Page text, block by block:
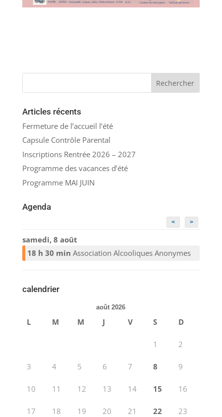
Articles récents
Fermeture de l’accueil l’été
Capsule Contrôle Parental
Inscriptions Rentrée 2026 – 2027
Programme des vacances d’été
Programme MAI JUIN
Agenda
< >
samedi, 8 août
18 h 30 min Association Alcooliques Anonymes
calendrier
août 2026
L M M J V S D
1 2
3 4 5 6 7 8 9
10 11 12 13 14 15 16
17 18 19 20 21 22 23